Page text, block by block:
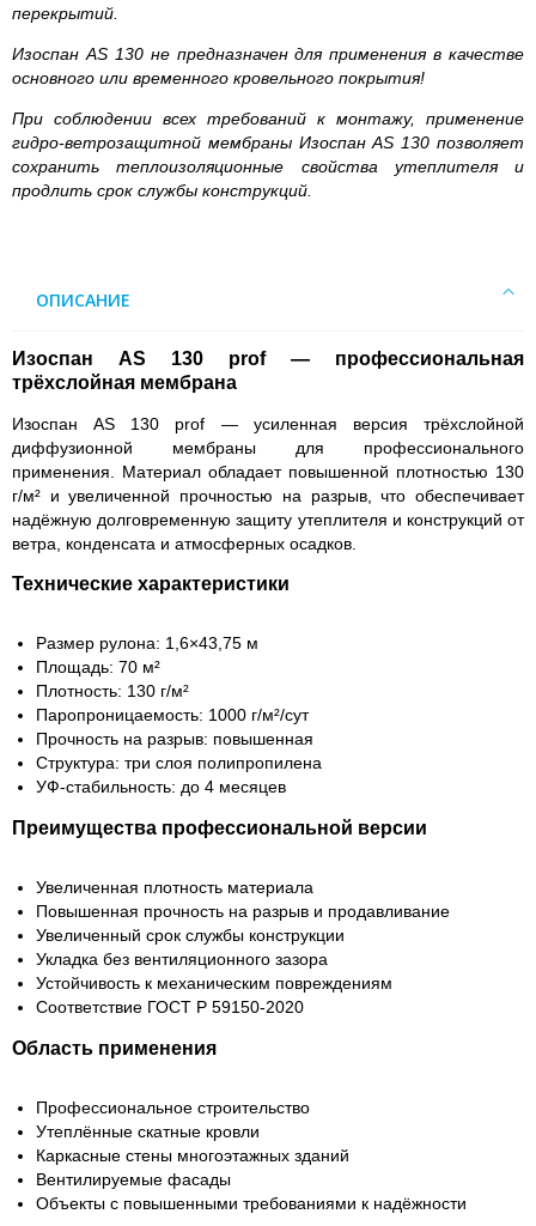
перекрытий.
Изоспан AS 130 не предназначен для применения в качестве
основного или временного кровельного покрытия!
При соблюдении всех требований к монтажу, применение
гидро-ветрозащитной мембраны Изоспан AS 130 позволяет
сохранить теплоизоляционные свойства утеплителя и
продлить срок службы конструкций.
ОПИСАНИЕ
Изоспан AS 130 prof — профессиональная
трёхслойная мембрана
Изоспан AS 130 prof — усиленная версия трёхслойной
диффузионной мембраны для профессионального
применения. Материал обладает повышенной плотностью 130
г/м² и увеличенной прочностью на разрыв, что обеспечивает
надёжную долговременную защиту утеплителя и конструкций от
ветра, конденсата и атмосферных осадков.
Технические характеристики
Размер рулона: 1,6×43,75 м
Площадь: 70 м²
Плотность: 130 г/м²
Паропроницаемость: 1000 г/м²/сут
Прочность на разрыв: повышенная
Структура: три слоя полипропилена
УФ-стабильность: до 4 месяцев
Преимущества профессиональной версии
Увеличенная плотность материала
Повышенная прочность на разрыв и продавливание
Увеличенный срок службы конструкции
Укладка без вентиляционного зазора
Устойчивость к механическим повреждениям
Соответствие ГОСТ Р 59150-2020
Область применения
Профессиональное строительство
Утеплённые скатные кровли
Каркасные стены многоэтажных зданий
Вентилируемые фасады
Объекты с повышенными требованиями к надёжности